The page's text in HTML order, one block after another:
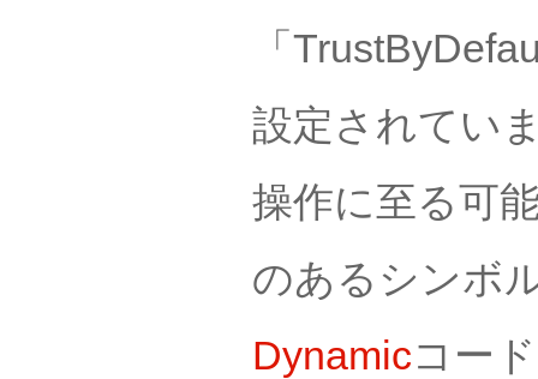
「
設定されてい
操作に至る可
のあるシンボ
Dynamicコー